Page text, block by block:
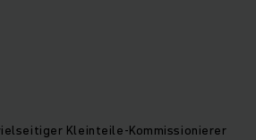
Kleinteile-Kommissionierer